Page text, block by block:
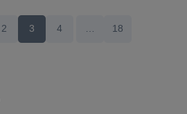
2 3 4 … 18